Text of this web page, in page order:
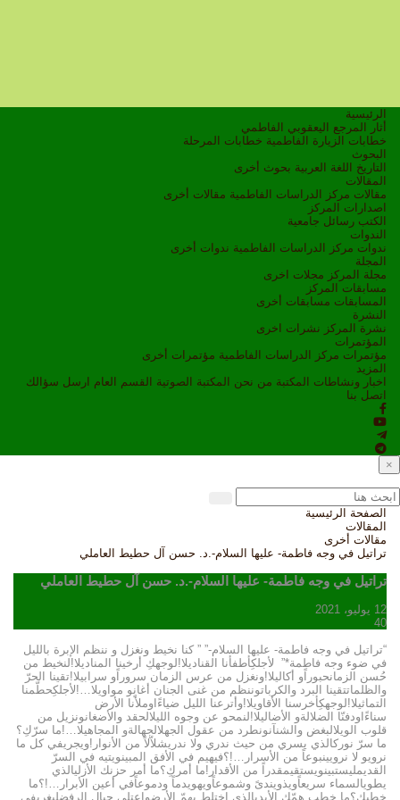
الرئيسية
أثار المرجع اليعقوبي الفاطمي
خطابات الزيارة الفاطمية خطابات المرحلة
البحوث
التاريخ
اللغة العربية بحوث أخرى
المقالات
مقالات مركز الدراسات الفاطمية مقالات أخرى
اصدارات المركز
الكتب رسائل جامعية
الندوات
ندوات مركز الدراسات الفاطمية ندوات أخرى
المجلة
مجلة المركز مجلات اخرى
مسابقات المركز
المسابقات مسابقات أخرى
النشرة
نشرة المركز نشرات اخرى
المؤتمرات
مؤتمرات مركز الدراسات الفاطمية مؤتمرات أخرى
المزيد
اخبار ونشاطات
المكتبة من نحن المكتبة الصوتية القسم العام ارسل سؤالك
اتصل بنا
×
الصفحة الرئيسية
المقالات
مقالات أخرى
تراتيل في وجه فاطمة- عليها السلام-.د. حسن آل حطيط العاملي
تراتيل في وجه فاطمة- عليها السلام-.د. حسن آل حطيط العاملي
12 يوليو، 2021
40
“تراتيل في وجه فاطمة- عليها السلام-” ” كنا نخيط ونغزل و ننظم الإبرة بالليل
في ضوء وجه فاطمة*” لأجلكِأطفأنا القناديلا!لوجهكِ أرخينا المناديلا!لنخيط من
حُسن الزمانحبوراًو أكاليلا!ونغزل من عرس الزمان سروراًو سرابيلا!تقينا الحرّ
والظلماتتقينا البرد والكرباتوننظم من غنى الجنان أغانٍو مواويلا…!لأجلكِحطّمنا
التماثيلا!لوجهكِأخرسنا الأقاويلا!وأترعنا الليل ضياءًاوملأنا الأرض
سناءًاودفنّا الضلالةو الأضاليلا!لنمحو عن وجوه الليلالحقد والأضغانونزيل من
قلوب الويلالبغض والشنآنونطرد من عقول الجهلالجهالةو المجاهيلا…!ما سرّكِ؟
ما سرّ نوركالذي يسري من حيث ندري ولا ندريشلاّلاً من الأنوار!ويجريفي كل ما
نرويو لا نرويينبوعاً من الأسرار…!؟فيهيم في الأفق المبينويتيه في السرّ
القديمليستبينويستقيمقدراً من الأقدار!ما أمركِ؟ما أمر حزنك الأزليالذي
يطويالسماء سريعاًويذويندىً وشموعاًويهويدماً ودموعاًفي أعين الأبرار…!؟ما
خطبكِ؟ما خطب همّك الأبديالذي اختلط بهمّ الأرضِواعتلى جبال الرفضِليغربفي